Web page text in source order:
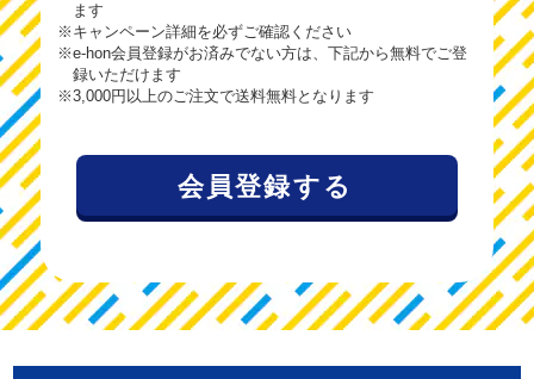
ます
※キャンペーン詳細を必ずご確認ください
※e-hon会員登録がお済みでない方は、下記から無料でご登
録いただけます
※3,000円以上のご注文で送料無料となります
会員登録する